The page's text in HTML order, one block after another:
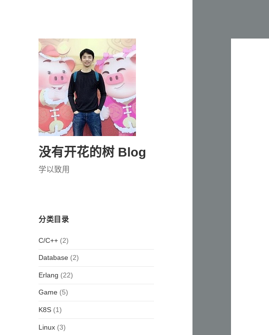
没有开花的树 Blog
学以致用
分类目录
C/C++ (2)
Database (2)
Erlang (22)
Game (5)
K8S (1)
Linux (3)